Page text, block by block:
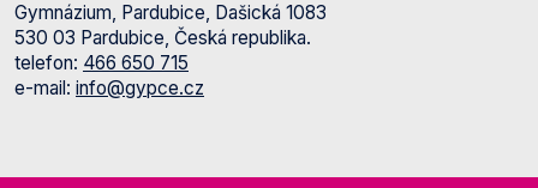
Gymnázium, Pardubice, Dašická 1083
530 03 Pardubice, Česká republika.
telefon: 466 650 715
e-mail: info@gypce.cz